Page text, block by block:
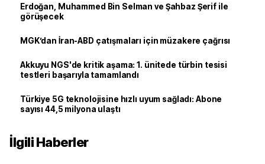
Erdoğan, Muhammed Bin Selman ve Şahbaz Şerif ile
görüşecek
MGK’dan İran-ABD çatışmaları için müzakere çağrısı
Akkuyu NGS'de kritik aşama: 1. ünitede türbin tesisi
testleri başarıyla tamamlandı
Türkiye 5G teknolojisine hızlı uyum sağladı: Abone
sayısı 44,5 milyona ulaştı
İlgili Haberler